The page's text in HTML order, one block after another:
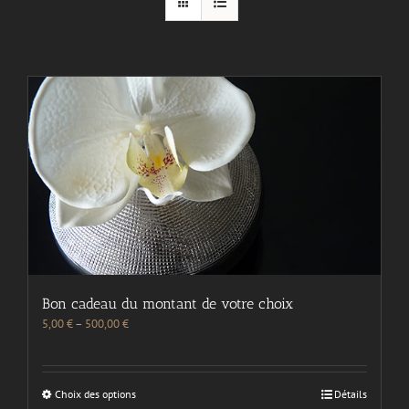
Bon cadeau du montant de votre choix
5,00€– 500,00€
Choix des options Détails